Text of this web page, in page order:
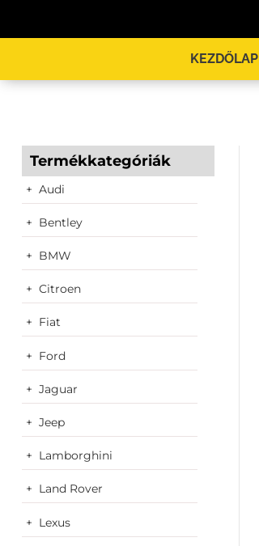
KEZDŐLAP
Termékkategóriák
Audi
Bentley
BMW
Citroen
Fiat
Ford
Jaguar
Jeep
Lamborghini
Land Rover
Lexus